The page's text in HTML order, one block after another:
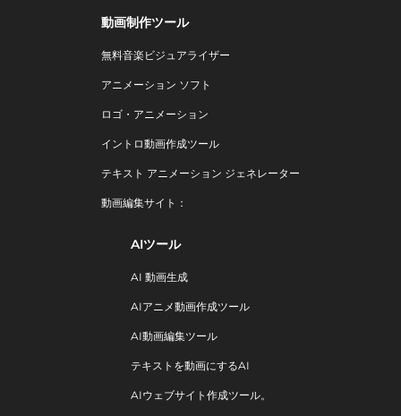
動画制作ツール
無料音楽ビジュアライザー
アニメーション ソフト
ロゴ・アニメーション
イントロ動画作成ツール
テキスト アニメーション ジェネレーター
動画編集サイト：
AIツール
AI 動画生成
AIアニメ動画作成ツール
AI動画編集ツール
テキストを動画にするAI
AIウェブサイト作成ツール。